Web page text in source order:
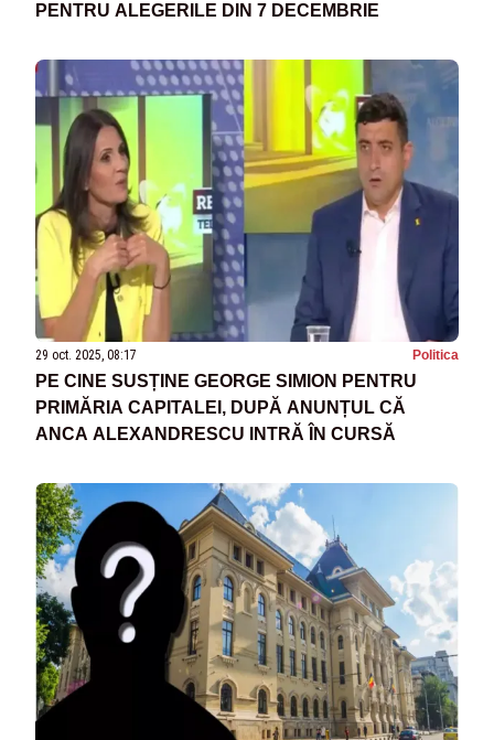
PENTRU ALEGERILE DIN 7 DECEMBRIE
29 oct. 2025, 08:17 Politica
PE CINE SUSȚINE GEORGE SIMION PENTRU
PRIMĂRIA CAPITALEI, DUPĂ ANUNȚUL CĂ
ANCA ALEXANDRESCU INTRĂ ÎN CURSĂ